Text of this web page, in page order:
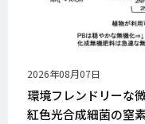
公
開
日
2026年08月07日
環境フレンドリーな
紅色光合成細菌の窒